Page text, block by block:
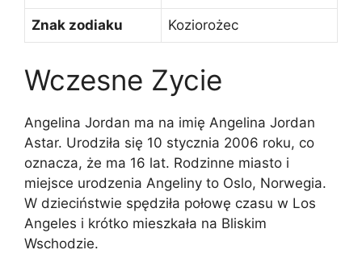
Znak zodiaku Koziorożec
Wczesne Zycie
Angelina Jordan ma na imię Angelina Jordan
Astar. Urodziła się 10 stycznia 2006 roku, co
oznacza, że ma 16 lat. Rodzinne miasto i
miejsce urodzenia Angeliny to Oslo, Norwegia.
W dzieciństwie spędziła połowę czasu w Los
Angeles i krótko mieszkała na Bliskim
Wschodzie.